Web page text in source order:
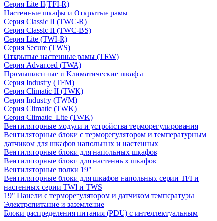
Серия Lite II(TFI-R)
Настенные шкафы и Открытые рамы
Серия Classic II (TWC-R)
Серия Classic II (TWC-BS)
Серия Lite (TWI-R)
Серия Secure (TWS)
Открытые настенные рамы (TRW)
Серия Advanced (TWA)
Промышленные и Климатические шкафы
Серия Industry (TFM)
Серия Climatic II (TWK)
Серия Industry (TWM)
Серия Climatic (TWK)
Серия Climatic_Lite (TWK)
Вентиляторные модули и устройства терморегулирования
Вентиляторные блоки с терморегулятором и температурным
датчиком для шкафов напольных и настенных
Вентиляторные блоки для напольных шкафов
Вентиляторные блоки для настенных шкафов
Вентиляторные полки 19"
Вентиляторные блоки для шкафов напольных серии TFI и
настенных серии TWI и TWS
19" Панели с терморегулятором и датчиком температуры
Электропитание и заземление
Блоки распределения питания (PDU) с интеллектуальным